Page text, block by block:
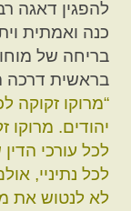
להפגין דאגה
כנה ואמתית
בריחה של
בראשית דרכה
“מרוקו זקוקה
יהודים. מרוקו
לכל עורכי
לכל נתיניי,
לא לנטוש את